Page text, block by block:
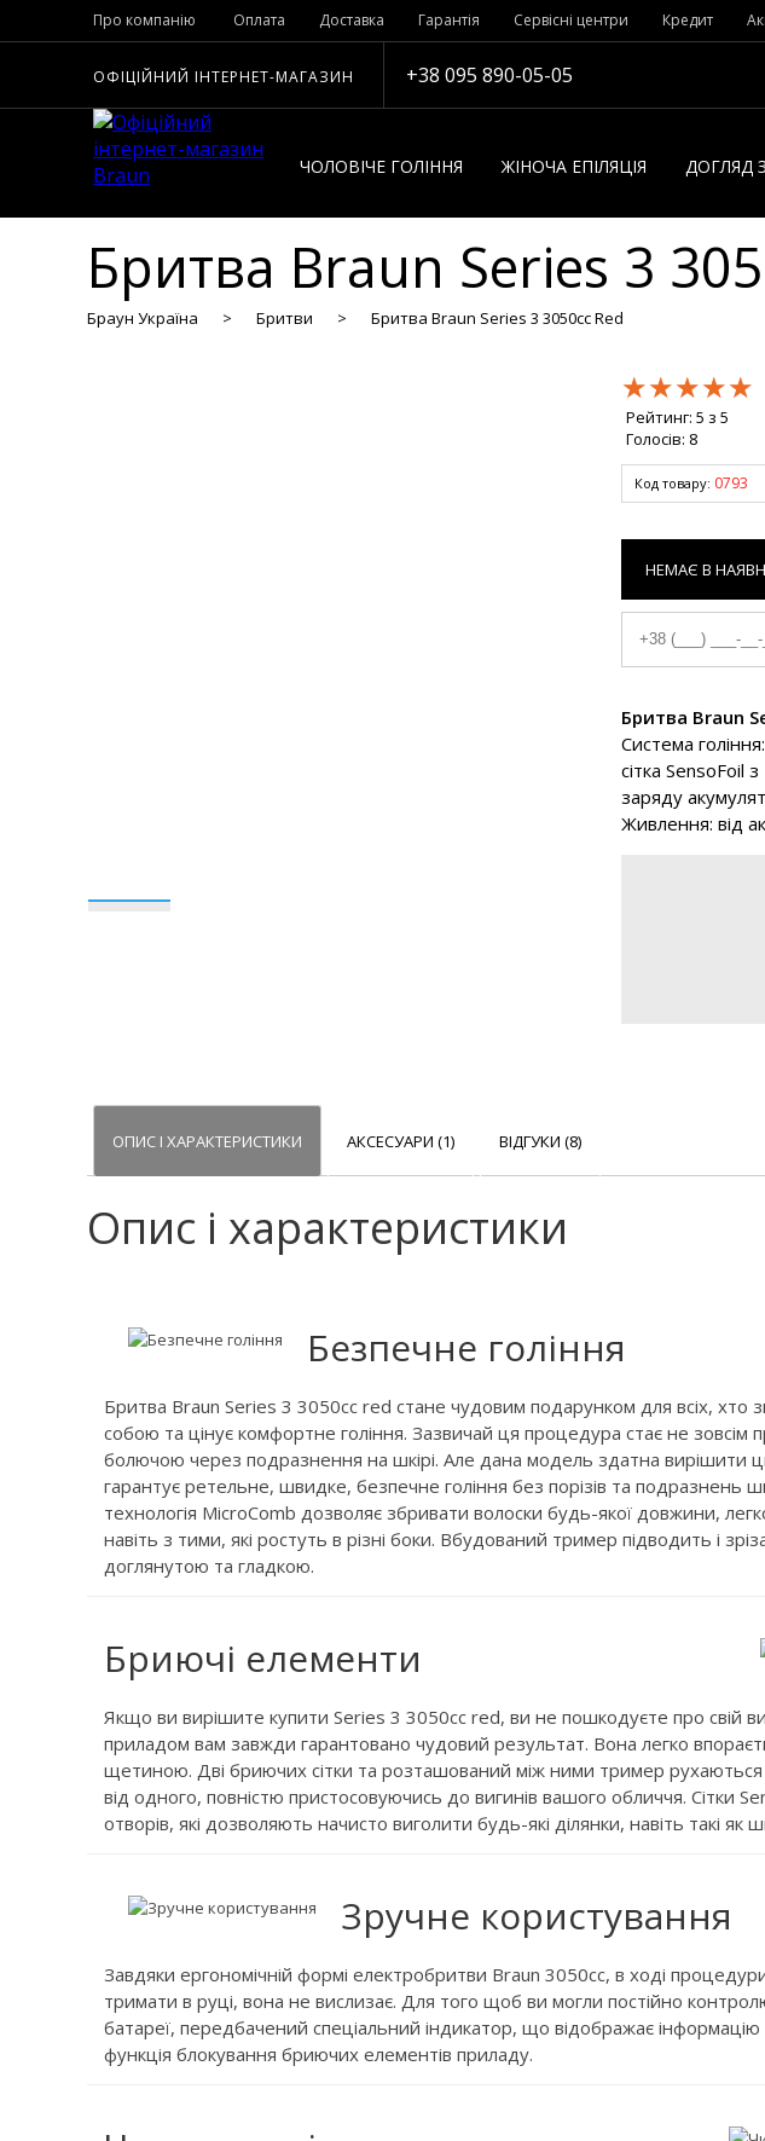
Про компанію Оплата Доставка Гарантія Сервісні центри Кредит
ОФІЦІЙНИЙ ІНТЕРНЕТ-МАГАЗИН +38 095 890-05-05
ЧОЛОВІЧЕ ГОЛІННЯ ЖІНОЧА ЕПІЛЯЦІЯ ДОГЛЯД
Бритва Braun Series 3
Браун Україна Бритви Бритва Braun Series 3 3050cc Red
★★★★★
★★★★★
★★★★★
Рейтинг: 5 з 5
Голосів: 8
Код товару: 0793
НЕМАЄ В
Бритва Braun
Система
сітка SensoFoil
заряду
Живлення: від
ОПИС І ХАРАКТЕРИСТИКИ АКСЕСУАРИ (1) ВІДГУКИ (8)
Опис і характеристики
Безпечне гоління
Бритва Braun Series 3 3050cc red стане чудовим подарунком для всіх, хто
собою та цінує комфортне гоління. Зазвичай ця процедура стає не зовсім
болючою через подразнення на шкірі. Але дана модель здатна вирішити
гарантує ретельне, швидке, безпечне гоління без порізів та подразнень
технологія MicroComb дозволяє збривати волоски будь-якої довжини,
навіть з тими, які ростуть в різні боки. Вбудований тример підводить і
доглянутою та гладкою.
Бриючі елементи
Якщо ви вирішите купити Series 3 3050cc red, ви не пошкодуєте про свій
приладом вам завжди гарантовано чудовий результат. Вона легко
щетиною. Дві бриючих сітки та розташований між ними тример
від одного, повністю пристосовуючись до вигинів вашого обличчя. Сітки
отворів, які дозволяють начисто виголити будь-які ділянки, навіть такі як
Зручне користування
Завдяки ергономічній формі електробритви Braun 3050cc, в ході
тримати в руці, вона не вислизає. Для того щоб ви могли постійно
батареї, передбачений спеціальний індикатор, що відображає
функція блокування бриючих елементів приладу.